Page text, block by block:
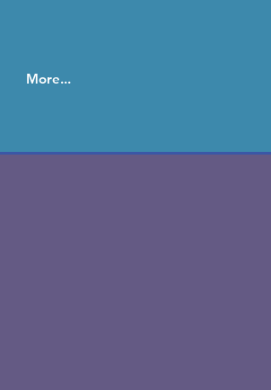
More...